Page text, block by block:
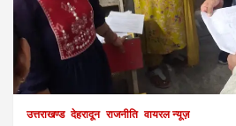
उत्तराखण्ड देहरादून राजनीति वायरल न्यूज़